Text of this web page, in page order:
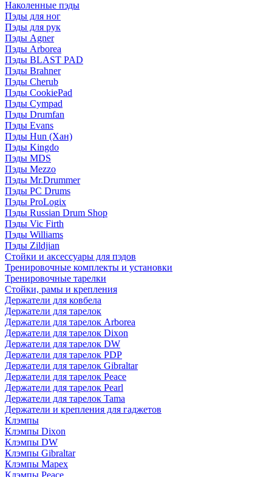
Наколенные пэды
Пэды для ног
Пэды для рук
Пэды Agner
Пэды Arborea
Пэды BLAST PAD
Пэды Brahner
Пэды Cherub
Пэды CookiePad
Пэды Cympad
Пэды Drumfan
Пэды Evans
Пэды Hun (Хан)
Пэды Kingdo
Пэды MDS
Пэды Mezzo
Пэды Mr.Drummer
Пэды PC Drums
Пэды ProLogix
Пэды Russian Drum Shop
Пэды Vic Firth
Пэды Williams
Пэды Zildjian
Стойки и аксессуары для пэдов
Тренировочные комплекты и установки
Тренировочные тарелки
Стойки, рамы и крепления
Держатели для ковбела
Держатели для тарелок
Держатели для тарелок Arborea
Держатели для тарелок Dixon
Держатели для тарелок DW
Держатели для тарелок PDP
Держатели для тарелок Gibraltar
Держатели для тарелок Peace
Держатели для тарелок Pearl
Держатели для тарелок Tama
Держатели и крепления для гаджетов
Клэмпы
Клэмпы Dixon
Клэмпы DW
Клэмпы Gibraltar
Клэмпы Mapex
Клэмпы Peace